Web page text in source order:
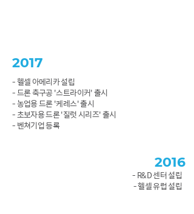
2017
- 헬셀 아메리카 설립
- 드론 축구공 '스트라이커' 출시
- 농업용 드론 '케레스' 출시
- 초보자용 드론 '질럿 시리즈' 출시
- 벤쳐기업 등록
2016
- R&D 센터 설립
- 헬셀 유럽 설립